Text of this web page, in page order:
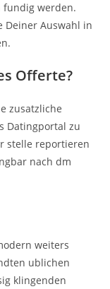
fundig werden.
Deiner Auswahl in
Offerte?
zusatzliche
Datingportal zu
stelle reportieren
nach dm
weiters
ublichen
klingenden